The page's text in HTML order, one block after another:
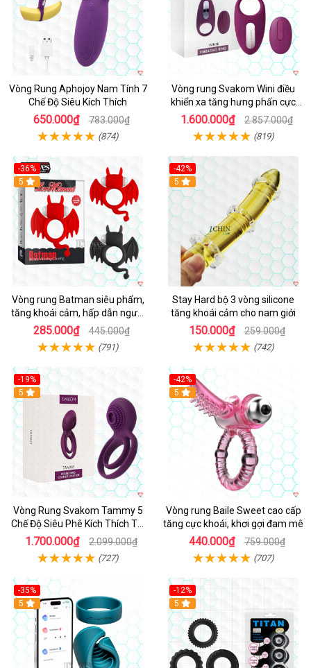
Vòng Rung Aphojoy Nam Tính 7
Chế Độ Siêu Kích Thích
650.000₫ 783.000₫
(874)
Vòng rung Svakom Wini điều
khiển xa tăng hưng phấn cực
đỉnh
1.600.000₫ 2.857.000₫
(819)
-36%
5
Vòng rung Batman siêu phẩm,
tăng khoái cảm, hấp dẫn người
dùng
285.000₫ 445.000₫
(791)
-42%
5
Stay Hard bộ 3 vòng silicone
tăng khoái cảm cho nam giới
150.000₫ 259.000₫
(742)
-19%
5
Vòng Rung Svakom Tammy 5
Chế Độ Siêu Phê Kích Thích Tối
Đa
1.700.000₫ 2.099.000₫
(727)
-42%
5
Vòng rung Baile Sweet cao cấp
tăng cực khoái, khơi gợi đam mê
440.000₫ 759.000₫
(707)
-35%
Hot
5
-12%
5